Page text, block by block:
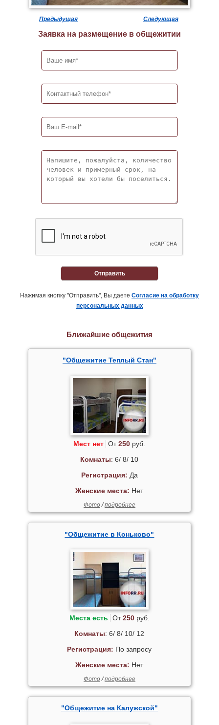
Предыдущая Следующая
Заявка на размещение в общежитии
Отправить
Нажимая кнопку "Отправить", Вы даете Согласие на обработку
персональных данных
Ближайшие общежития
"Общежитие Теплый Стан"
Мест нет От250 руб.
Комнаты: 6/ 8/ 10
Регистрация: Да
Женские места: Нет
Фото/подробнее
"Общежитие в Коньково"
Места есть От250руб.
Комнаты: 6/ 8/ 10/ 12
Регистрация: По запросу
Женские места: Нет
Фото/подробнее
"Общежитие на Калужской"